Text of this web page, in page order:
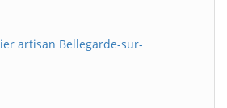
artisan Bellegarde-sur-